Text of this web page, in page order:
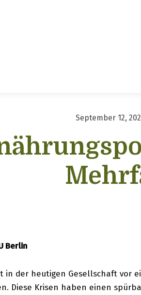
September 12,
Berlin
in der heutigen Gesellschaft vor
Diese Krisen haben einen